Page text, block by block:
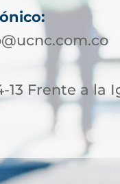
13 Frente a la